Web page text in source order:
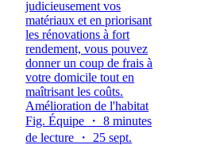
judicieusement vos
matériaux et en priorisant
les rénovations à fort
rendement, vous pouvez
donner un coup de frais à
votre domicile tout en
maîtrisant les coûts.
Amélioration de l'habitat
Fig. Équipe ・ 8 minutes
de lecture ・ 25 sept.